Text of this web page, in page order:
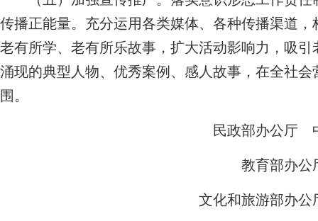
传播正能量。充分运用各类媒体、各种传播渠道
老有所学、老有所乐故事，扩大活动影响力，吸
涌现的典型人物、优秀案例、感人故事，在全社
围。
民政部办公厅 中
教育部办公
文化和旅游部办公